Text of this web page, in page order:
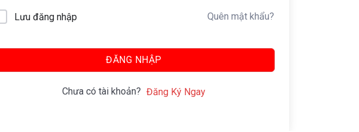
Lưu đăng nhập Quên mật khẩu?
ĐĂNG NHẬP
Chưa có tài khoản? Đăng Ký Ngay